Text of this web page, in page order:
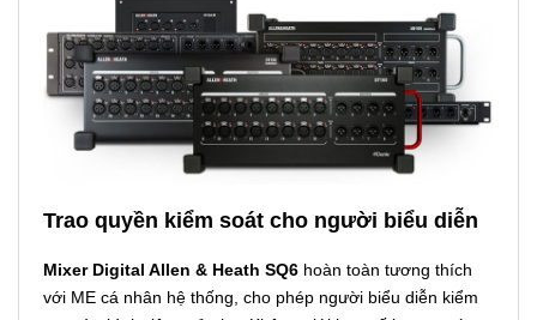
Trao quyền kiểm soát cho người biểu diễn
Mixer Digital Allen & Heath SQ6 hoàn toàn tương thích
với ME cá nhân hệ thống, cho phép người biểu diễn kiểm